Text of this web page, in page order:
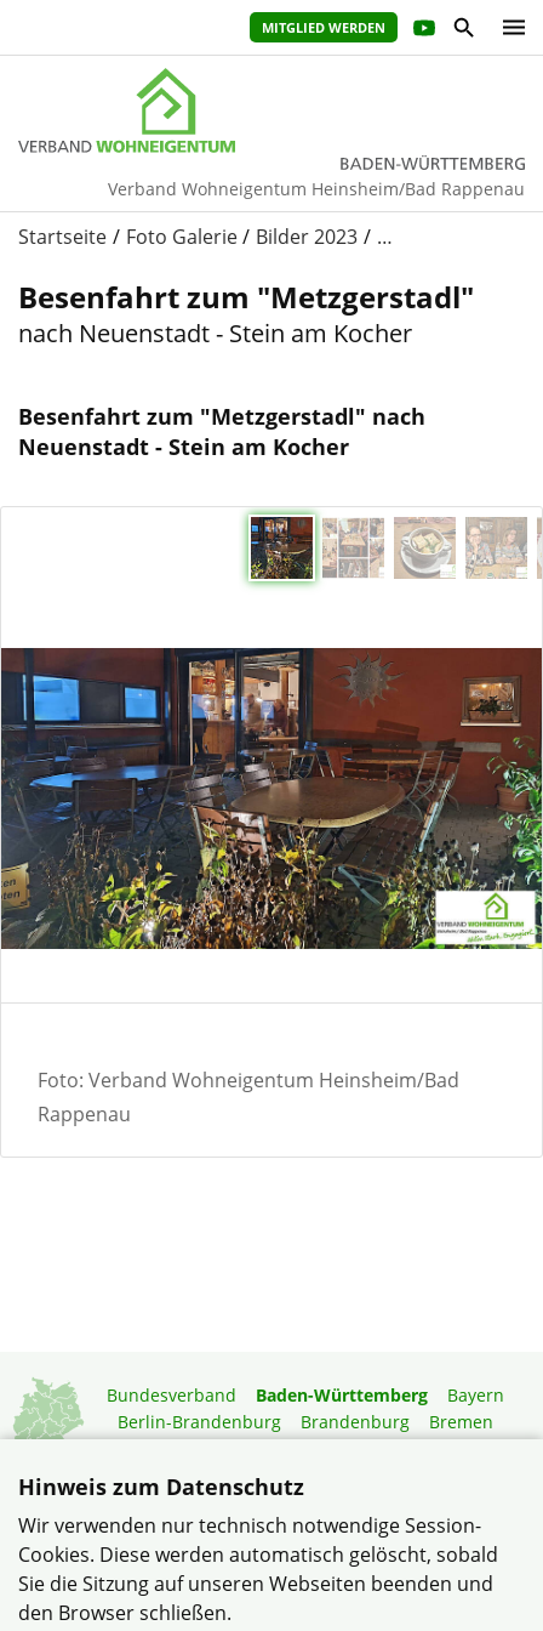
MITGLIED WERDEN
Verband Wohneigentum Heinsheim/Bad Rappenau
Startseite Foto Galerie Bilder 2023 …
Besenfahrt zum "Metzgerstadl"
nach Neuenstadt - Stein am Kocher
Besenfahrt zum "Metzgerstadl" nach
Neuenstadt - Stein am Kocher
Foto: Verband Wohneigentum Heinsheim/Bad
Rappenau
Bundesverband Baden-Württemberg
Bayern
Berlin-Brandenburg
Brandenburg
Bremen
Niedersachsen
Rheinland-Pfalz
Saarland
Sachsen-Anhalt
Schleswig-Holstein
Thüringen
Mitgliedermagazin
Gartenberatung
Hinweis zum Datenschutz
Wir verwenden nur technisch notwendige Session-
Cookies. Diese werden automatisch gelöscht, sobald
Sie die Sitzung auf unseren Webseiten beenden und
den Browser schließen.